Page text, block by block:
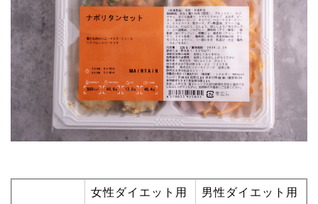
女性ダイエット用 男性ダイエット用